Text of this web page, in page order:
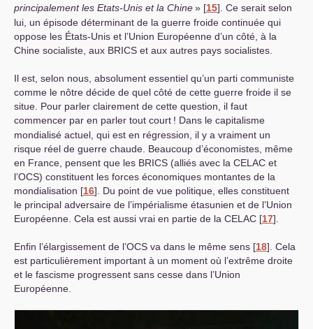
principalement les Etats-Unis et la Chine» [15] . Ce serait selon
lui, un épisode déterminant de la guerre froide continuée qui
oppose les États-Unis et l’Union Européenne d’un côté, à la
Chine socialiste, aux BRICS et aux autres pays socialistes.
Il est, selon nous, absolument essentiel qu’un parti communiste
comme le nôtre décide de quel côté de cette guerre froide il se
situe. Pour parler clairement de cette question, il faut
commencer par en parler tout court ! Dans le capitalisme
mondialisé actuel, qui est en régression, il y a vraiment un
risque réel de guerre chaude. Beaucoup d’économistes, même
en France, pensent que les BRICS (alliés avec la CELAC et
l’OCS) constituent les forces économiques montantes de la
mondialisation [16] . Du point de vue politique, elles constituent
le principal adversaire de l’impérialisme étasunien et de l’Union
Européenne. Cela est aussi vrai en partie de la CELAC [17]
Enfin l’élargissement de l’OCS va dans le même sens [18] . Cela
est particulièrement important à un moment où l’extrême droite
et le fascisme progressent sans cesse dans l’Union
Européenne.